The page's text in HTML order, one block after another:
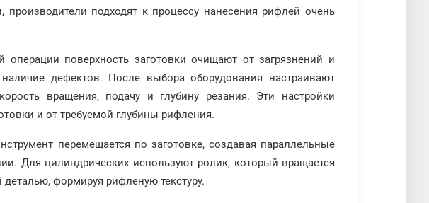
производители подходят к процессу нанесения рифлей очень
операции поверхность заготовки очищают от загрязнений и
дефектов. После выбора оборудования настраивают
вращения, подачу и глубину резания. Эти настройки
и от требуемой глубины рифления.
перемещается по заготовке, создавая параллельные
Для цилиндрических используют ролик, который вращается
формируя рифленую текстуру.